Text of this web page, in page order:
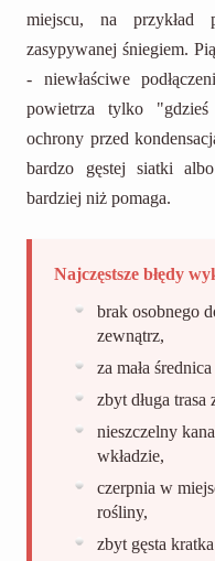
miejscu, na
zasypywanej śniegiem.
- niewłaściwe
powietrza tylko
ochrony przed
bardzo gęstej siatki
bardziej niż pomaga.
Najczęstsze błędy
brak osobnego
zewnątrz,
za mała
zbyt długa
nieszczelny
wkładzie,
czerpnia w
rośliny,
zbyt gęsta